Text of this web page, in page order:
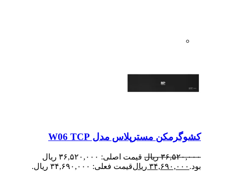
کشوگرمکن مسترپلاس مدل W06 TCP
۳۶,۵۲۰,۰۰۰ ریال
قیمت اصلی: ۳۶,۵۲۰,۰۰۰ ریال
بود. ۳۴,۶۹۰,۰۰۰ ریالقیمت فعلی: ۳۴,۶۹۰,۰۰۰ ریال.